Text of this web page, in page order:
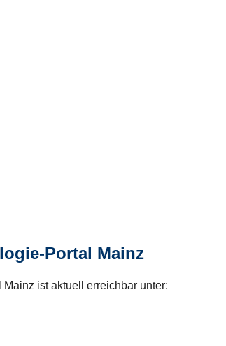
Portal Mainz
ist aktuell erreichbar unter: